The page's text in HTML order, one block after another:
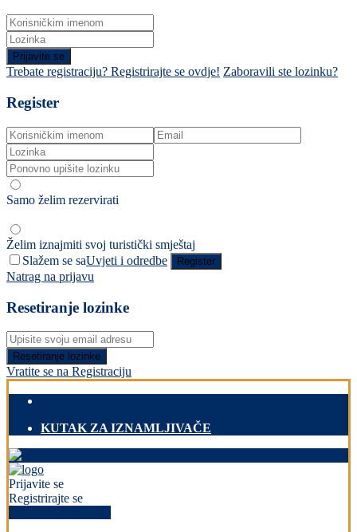
Prijavite se
Trebate registraciju? Registrirajte se ovdje! Zaboravili ste lozinku?
Register
Samo želim rezervirati
Želim iznajmiti svoj turistički smještaj
Slažem se saUvjeti i odredbe Register
Natrag na prijavu
Resetiranje lozinke
Resetiranje lozinke
Vratite se na Registraciju
KUTAK ZA IZNAMLJIVAČE
Prijavite se
Registrirajte se